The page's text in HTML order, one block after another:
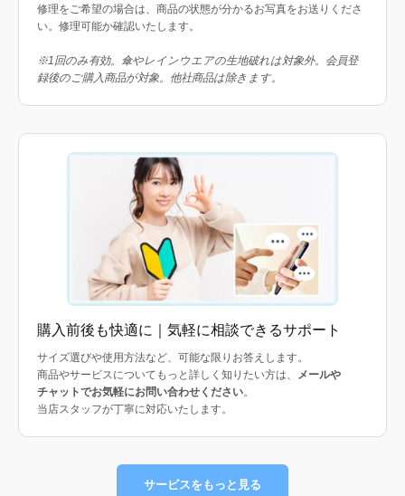
修理をご希望の場合は、商品の状態が分かるお写真をお送りくださ
い。修理可能か確認いたします。
※1回のみ有効。傘やレインウエアの生地破れは対象外。会員登
録後のご購入商品が対象。他社商品は除きます。
購入前後も快適に｜気軽に相談できるサポート
サイズ選びや使用方法など、可能な限りお答えします。
商品やサービスについてもっと詳しく知りたい方は、 メールや
チャットでお気軽にお問い合わせください。
当店スタッフが丁寧に対応いたします。
サービスをもっと見る